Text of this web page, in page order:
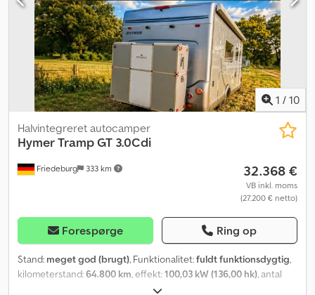
Transport/levering i hele EU - Fortoldning af køretøjer til
tredjelande Whatsapp til engelsk, tysk, russisk og andre sprog:
1 / 10
Friedeburg 333 km
Halvintegreret autocamper
HymerTramp GT 3.0Cdi
32.368 €
VB inkl. moms
(27.200 € netto)
Forespørge Ring op
Stand: meget god (brugt), Funktionalitet:fuldt funktionsdygtig,
kilometerstand:64.800 km, effekt:100,03 kW (136,00 hk), antal
, brændstoftype: